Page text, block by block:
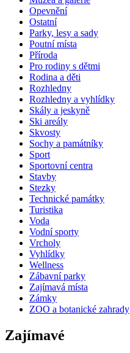
Opevnění
Ostatní
Parky, lesy a sady
Poutní místa
Příroda
Pro rodiny s dětmi
Rodina a děti
Rozhledny
Rozhledny a vyhlídky
Skály a jeskyně
Ski areály
Skvosty
Sochy a památníky
Sport
Sportovní centra
Stavby
Stezky
Technické památky
Turistika
Voda
Vodní sporty
Vrcholy
Vyhlídky
Wellness
Zábavní parky
Zajímavá místa
Zámky
ZOO a botanické zahrady
Zajímavé